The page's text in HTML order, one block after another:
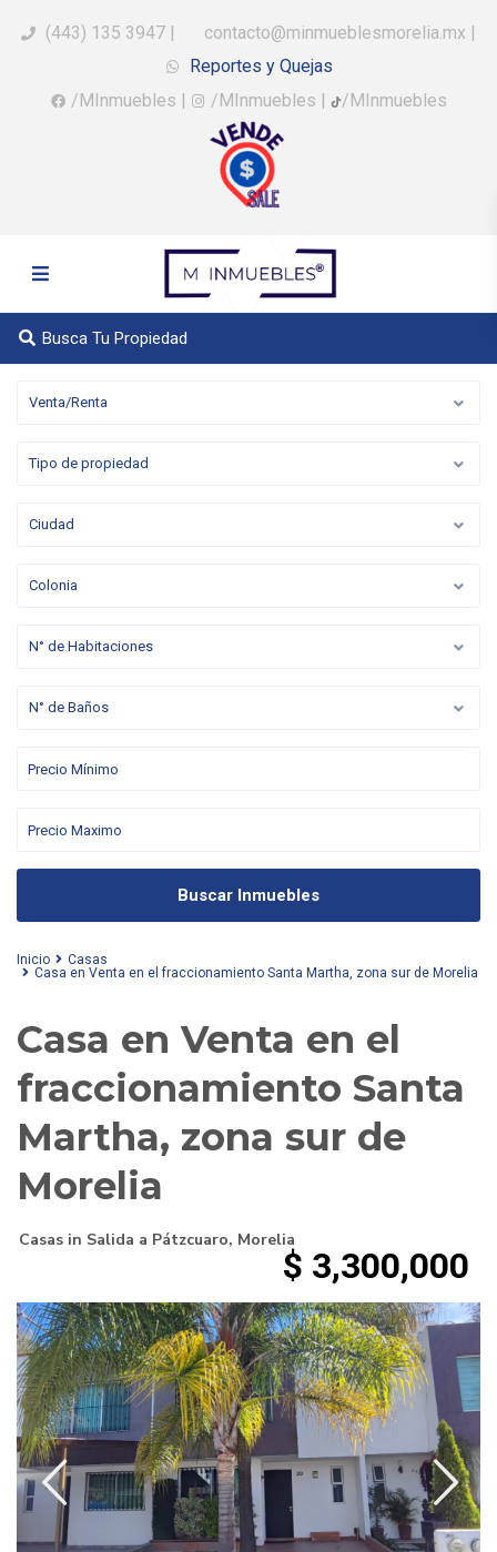
(443) 135 3947 | contacto@minmueblesmorelia.mx |
Reportes y Quejas
/MInmuebles | /MInmuebles | /MInmuebles
Busca Tu Propiedad
Venta/Renta
Tipo de propiedad
Ciudad
Colonia
N° de Habitaciones
N° de Baños
Buscar Inmuebles
Inicio
Casas
Casa en Venta en el fraccionamiento Santa Martha, zona sur de Morelia
Casa en Venta en el
fraccionamiento Santa
Martha, zona sur de
Morelia
Casas in Salida a Pátzcuaro, Morelia
$ 3,300,000